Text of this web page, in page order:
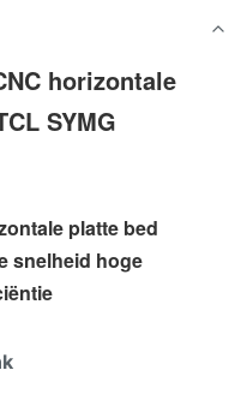
horizontale
SYMG
platte bed
snelheid hoge